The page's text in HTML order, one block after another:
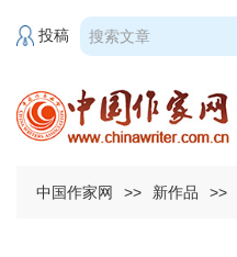
投稿
中国作家网 >> 新作品 >>